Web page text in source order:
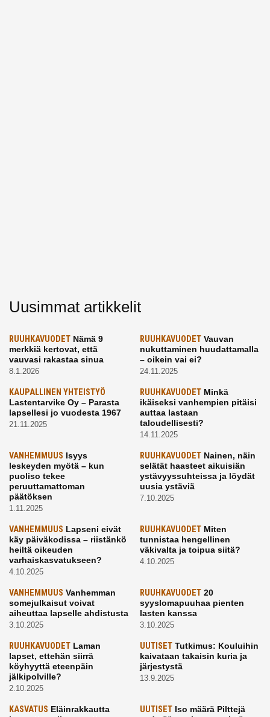
Uusimmat artikkelit
RUUHKAVUODET Nämä 9
merkkiä kertovat, että
vauvasi rakastaa sinua
8.1.2026
RUUHKAVUODETVauvan
nukuttaminen huudattamalla
– oikein vai ei?
24.11.2025
KAUPALLINEN YHTEISTYÖ
Lastentarvike Oy – Parasta
lapsellesi jo vuodesta 1967
21.11.2025
RUUHKAVUODETMinkä
ikäiseksi vanhempien pitäisi
auttaa lastaan
taloudellisesti?
14.11.2025
VANHEMMUUS Isyys
leskeyden myötä – kun
puoliso tekee
peruuttamattoman
päätöksen
1.11.2025
RUUHKAVUODETNainen, näin
selätät haasteet aikuisiän
ystävyyssuhteissa ja löydät
uusia ystäviä
7.10.2025
VANHEMMUUS Lapseni eivät
käy päiväkodissa – riistänkö
heiltä oikeuden
varhaiskasvatukseen?
4.10.2025
RUUHKAVUODETMiten
tunnistaa hengellinen
väkivalta ja toipua siitä?
4.10.2025
VANHEMMUUS Vanhemman
somejulkaisut voivat
aiheuttaa lapselle ahdistusta
3.10.2025
RUUHKAVUODET20
syyslomapuuhaa pienten
lasten kanssa
3.10.2025
RUUHKAVUODET Laman
lapset, ettehän siirrä
köyhyyttä eteenpäin
jälkipolville?
2.10.2025
UUTISETTutkimus: Kouluihin
kaivataan takaisin kuria ja
järjestystä
13.9.2025
KASVATUS Eläinrakkautta
UUTISETIso määrä Pilttejä